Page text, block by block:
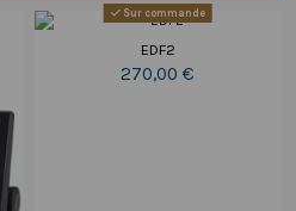
Sur commande
EDF2
270,00 €